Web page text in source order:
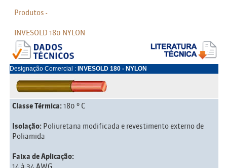
Produtos -
INVESOLD 180 NYLON
Designação Comercial : INVESOLD 180 - NYLON
Classe Térmica:180 º C
Isolação:Poliuretana modificada e revestimento externo de
Poliamida
Faixa de Aplicação: